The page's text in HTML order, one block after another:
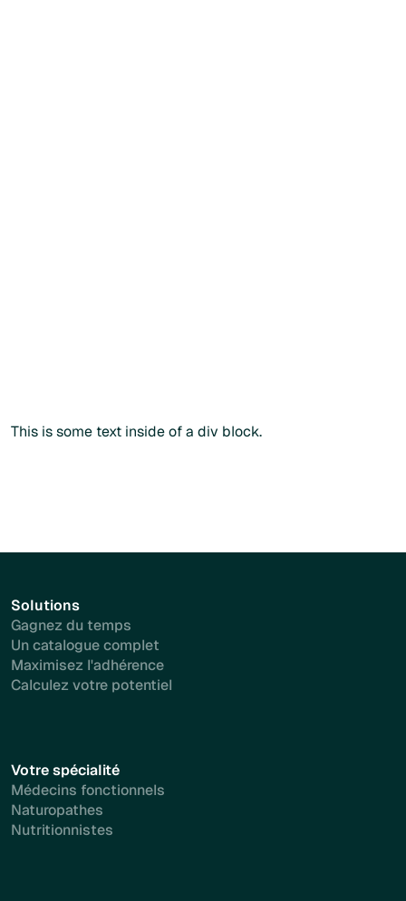
This is some text inside of a div block.
Solutions
Gagnez du temps
Un catalogue complet
Maximisez l'adhérence
Calculez votre potentiel
Votre spécialité
Médecins fonctionnels
Naturopathes
Nutritionnistes